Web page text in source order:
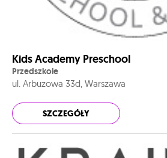
Kids Academy Preschool
Przedszkole
ul. Arbuzowa 33d, Warszawa
SZCZEGÓŁY